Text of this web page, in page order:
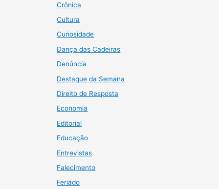
Crônica
Cultura
Curiosidade
Dança das Cadeiras
Denúncia
Destaque da Semana
Direito de Resposta
Economia
Editorial
Educação
Entrevistas
Falecimento
Feriado